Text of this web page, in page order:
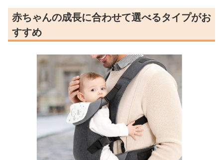
赤ちゃんの成長に合わせて選べるタイプがお
すすめ